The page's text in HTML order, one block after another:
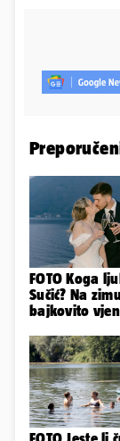
FOTO Koga
Sučić? Na
bajkovito
sin!